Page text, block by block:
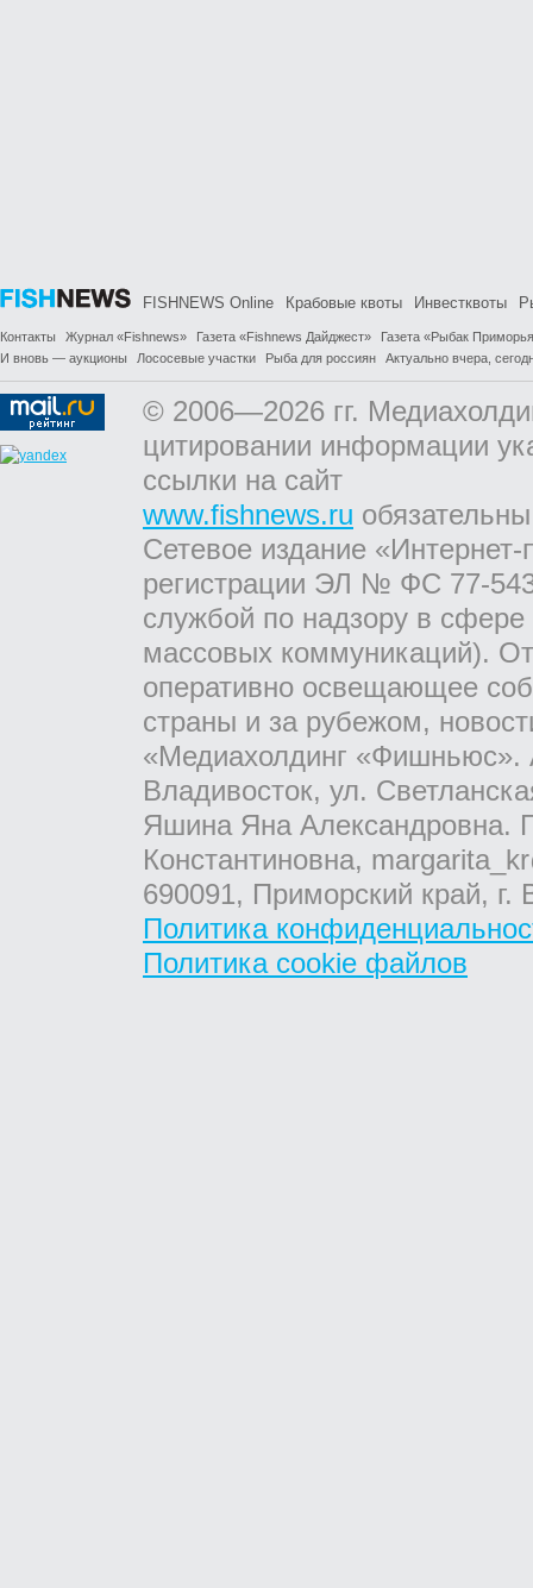
FISHNEWS Online Крабовые квоты Инвестквоты
Контакты Журнал «Fishnews» Газета «Fishnews Дайджест»
Газета «Рыбак
И вновь — аукционы
Лососевые участки Рыба для россиян Актуально вчера,
© 2006—2026 гг.
цитировании информации
ссылки на сайт
www.fishnews.ru
Сетевое издание
регистрации ЭЛ № ФС 77-
службой по надзору в
массовых коммуникаций).
оперативно освещающее
страны и за рубежом,
«Медиахолдинг «Фишньюс».
Владивосток, ул.
Яшина Яна Александровна.
Константиновна,
690091, Приморский край,
Политика
Политика cookie файлов